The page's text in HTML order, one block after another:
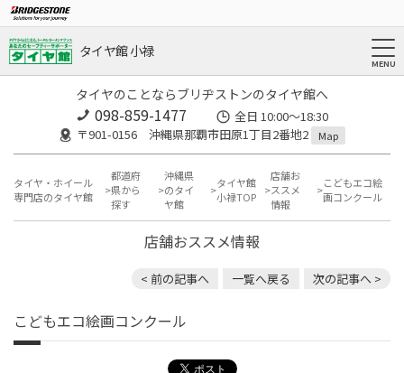
タイヤ館 小禄
タイヤのことならブリヂストンのタイヤ館へ
098-859-1477
全日 10:00～18:30
〒901-0156 沖縄県那覇市田原1丁目2番地2
Map
タイヤ・ホイール
専門店のタイヤ館
都道府
県から
探す
沖縄県
のタイ
ヤ館
タイヤ館
小禄TOP
店舗お
ススメ
情報
こどもエコ絵
画コンクール
店舗おススメ情報
< 前の記事へ 一覧へ戻る 次の記事へ >
こどもエコ絵画コンクール